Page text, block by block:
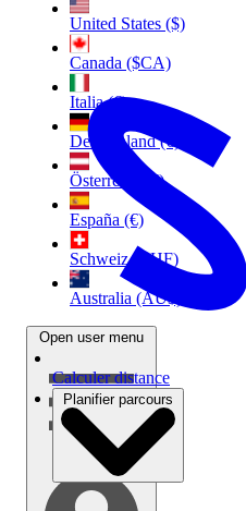
United States ($)
Canada ($CA)
Italia (€)
Deutschland (€)
Österreich (€)
España (€)
Schweiz (CHF)
Australia (AU$)
Open user menu
Calculer distance
Planifier parcours